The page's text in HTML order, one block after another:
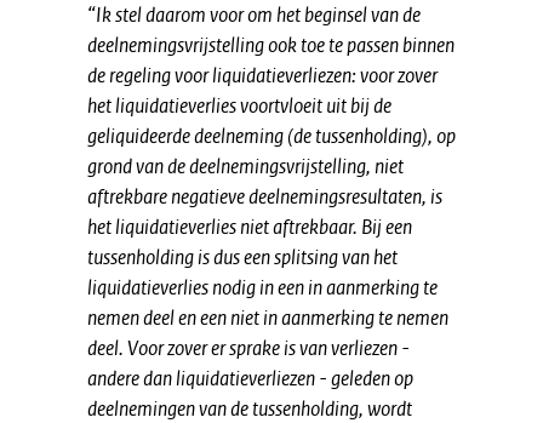
“Ik stel daarom voor om het beginsel van de
deelnemingsvrijstelling ook toe te passen binnen
de regeling voor liquidatieverliezen: voor zover
het liquidatieverlies voortvloeit uit bij de
geliquideerde deelneming (de tussenholding), op
grond van de deelnemingsvrijstelling, niet
aftrekbare negatieve deelnemingsresultaten, is
het liquidatieverlies niet aftrekbaar. Bij een
tussenholding is dus een splitsing van het
liquidatieverlies nodig in een in aanmerking te
nemen deel en een niet in aanmerking te nemen
deel. Voor zover er sprake is van verliezen -
andere dan liquidatieverliezen - geleden op
deelnemingen van de tussenholding, wordt